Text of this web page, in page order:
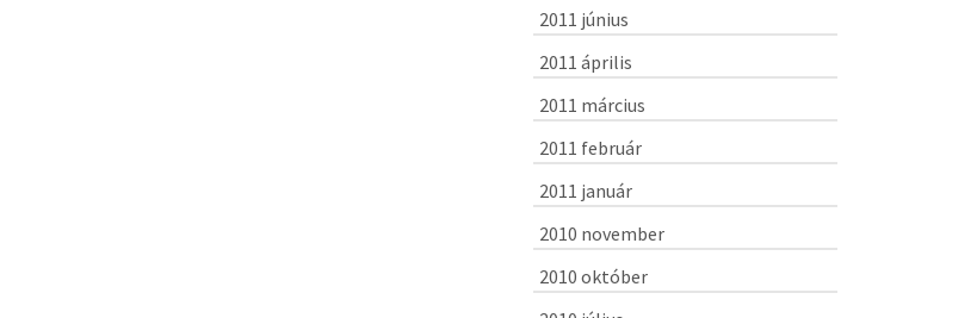
2011 június
2011 április
2011 március
2011 február
2011 január
2010 november
2010 október